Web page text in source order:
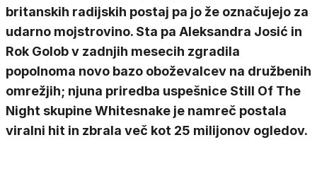
britanskih radijskih postaj pa jo že označujejo za
udarno mojstrovino. Sta pa Aleksandra Josić in
Rok Golob v zadnjih mesecih zgradila
popolnoma novo bazo oboževalcev na družbenih
omrežjih; njuna priredba uspešnice Still Of The
Night skupine Whitesnake je namreč postala
viralni hit in zbrala več kot 25 milijonov ogledov.